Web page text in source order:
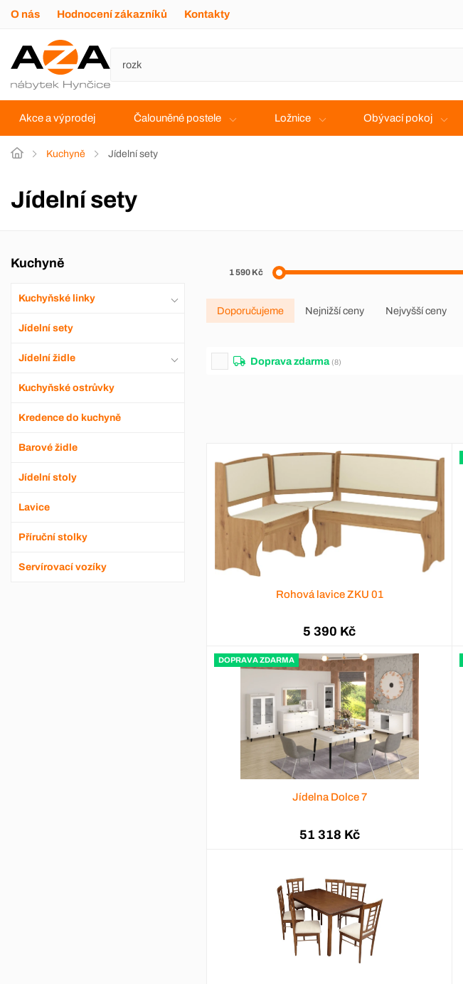
O nás Hodnocení zákazníků Kontakty
Akce a výprodej Čalouněné postele Ložnice Obývací pokoj
Kuchyně Jídelní sety
Jídelní sety
Kuchyně
Kuchyňské linky
Jídelní sety
Jídelní židle
Kuchyňské ostrůvky
Kredence do kuchyně
Barové židle
Jídelní stoly
Lavice
Příruční stolky
Servírovací vozíky
1 590 Kč
Doporučujeme Nejnižší ceny Nejvyšší ceny
Doprava zdarma (8)
Rohová lavice ZKU 01
5 390 Kč
DOPRAVA ZDARMA
Jídelna Dolce 7
51 318 Kč